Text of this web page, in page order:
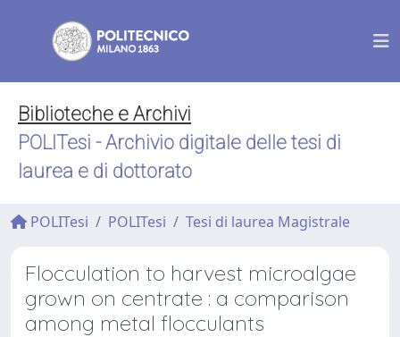
Biblioteche e Archivi
POLITesi - Archivio digitale delle tesi di
laurea e di dottorato
POLITesi POLITesi Tesi di laurea Magistrale
Flocculation to harvest microalgae
grown on centrate : a comparison
among metal flocculants